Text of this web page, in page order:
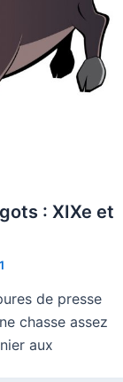
: XIXe et
de presse
chasse assez
aux